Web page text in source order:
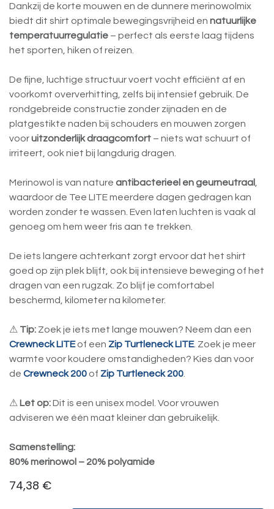
Dankzij de korte mouwen en de dunnere merinowolmix
biedt dit shirt optimale bewegingsvrijheid en natuurlijke
temperatuurregulatie – perfect als eerste laag tijdens
het sporten, hiken of reizen.
De fijne, luchtige structuur voert vocht efficiënt af en
voorkomt oververhitting, zelfs bij intensief gebruik. De
rondgebreide constructie zonder zijnaden en de
platgestikte naden bij schouders en mouwen zorgen
vooruitzonderlijk draagcomfort – niets wat schuurt of
irriteert, ook niet bij langdurig dragen.
Merinowol is van nature antibacterieel en geurneutraal ,
waardoor de Tee LITE meerdere dagen gedragen kan
worden zonder te wassen. Even laten luchten is vaak al
genoeg om hem weer fris aan te trekken.
De iets langere achterkant zorgt ervoor dat het shirt
goed op zijn plek blijft, ook bij intensieve beweging of het
dragen van een rugzak. Zo blijf je comfortabel
beschermd, kilometer na kilometer.
⚠ Tip: Zoek je iets met lange mouwen? Neem dan een
Crewneck LITEof een Zip Turtleneck LITE. ​Zoek je meer
warmte voor koudere omstandigheden? Kies dan voor
de Crewneck 200 of Zip Turtleneck 200.
⚠ Let op:Dit is een unisex model. Voor vrouwen
adviseren we één maat kleiner dan gebruikelijk.
Samenstelling:
80% merinowol – 20% polyamide
74,38 €